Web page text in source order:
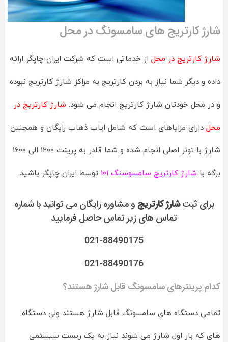
شارژ کارتریج های سامسونگ در محل
شارژ کارتریج در محل از خدماتی است که شرکت ایران چاپگر ارائه
داده و دیگر شما نیاز به بردن کارتریج به مراکز شارژ کارتریج نبوده
و در محل خودتان شارژ کارتریج انجام می شود. شارژ کارتریج در
محل دارای مزایاهای است که شامل ایاب ذهاب رایگان و همچنین
شارژ با تونر اصلی انجام شده و شما قادر به پرینت 1200 الی 1600
برگه با شارژ کارتریج سامسوسنگ 101 توسط ایران چاپگر باشید.
برای ثبتشارژ کارتریج و مشاوره رایگان می توانید با شماره
تماس های زیر تماس حاصل فرمایید
021-88490175
021-88490176
کدام پرینترهای سامسونگ قابل شارژ هستند؟
تمامی دستگاه های سامسونگ قابل شارژ هستند ولی دستگاه
های که بار اول شارژ می شوند نیاز به یک ریست سیستمی